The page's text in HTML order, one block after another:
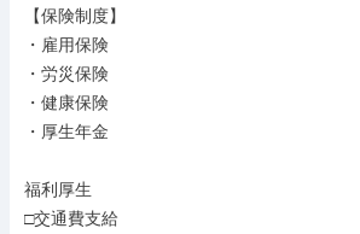
【保険制度】
・雇用保険
・労災保険
・健康保険
・厚生年金
福利厚生
□交通費支給